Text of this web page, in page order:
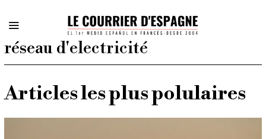
réseau d'electricité
Articles les plus polulaires